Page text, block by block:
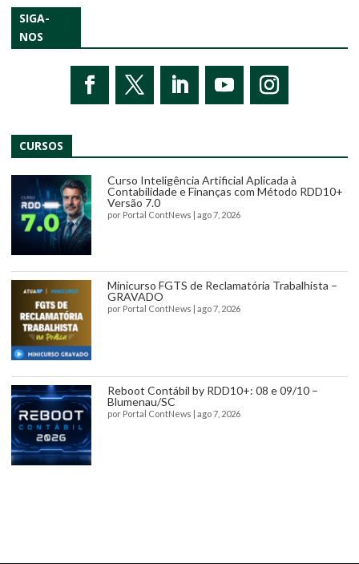
SIGA-
NOS
CURSOS
Curso Inteligência Artificial Aplicada à
Contabilidade e Finanças com Método RDD10+
Versão 7.0
por Portal ContNews ago 7, 2026
Minicurso FGTS de Reclamatória Trabalhista –
GRAVADO
por Portal ContNews ago 7, 2026
Reboot Contábil by RDD10+: 08 e 09/10 –
Blumenau/SC
por Portal ContNews ago 7, 2026